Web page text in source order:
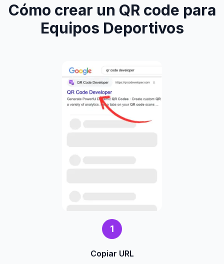
Cómo crear un QR code para
Equipos Deportivos
1
Copiar URL